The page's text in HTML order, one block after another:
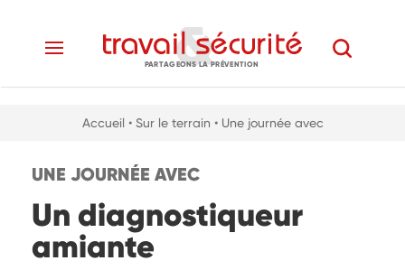
PARTAGEONS LA PRÉVENTION
Accueil • Sur le terrain • Une journée avec
UNE JOURNÉE AVEC
Un diagnostiqueur
amiante